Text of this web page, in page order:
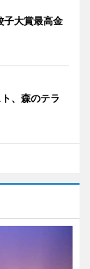
子大賞最高金
、森のテラ